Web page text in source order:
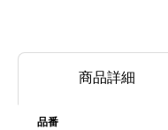
商品詳細
品番